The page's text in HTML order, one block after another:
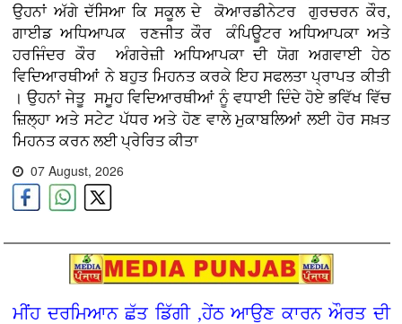
ਉਹਨਾਂ ਅੱਗੇ ਦੱਸਿਆ ਕਿ ਸਕੂਲ ਦੇ ਕੋਆਰਡੀਨੇਟਰ ਗੁਰਚਰਨ ਕੌਰ,
ਗਾਈਡ ਅਧਿਆਪਕ ਰਣਜੀਤ ਕੌਰ ਕੰਪਿਊਟਰ ਅਧਿਆਪਕਾ ਅਤੇ
ਹਰਜਿੰਦਰ ਕੌਰ ਅੰਗਰੇਜ਼ੀ ਅਧਿਆਪਕਾ ਦੀ ਯੋਗ ਅਗਵਾਈ ਹੇਠ
ਵਿਦਿਆਰਥੀਆਂ ਨੇ ਬਹੁਤ ਮਿਹਨਤ ਕਰਕੇ ਇਹ ਸਫਲਤਾ ਪ੍ਰਾਪਤ ਕੀਤੀ
। ਉਹਨਾਂ ਜੇਤੂ ਸਮੂਹ ਵਿਦਿਆਰਥੀਆਂ ਨੂੰ ਵਧਾਈ ਦਿੰਦੇ ਹੋਏ ਭਵਿੱਖ ਵਿੱਚ
ਜ਼ਿਲ੍ਹਾ ਅਤੇ ਸਟੇਟ ਪੱਧਰ ਅਤੇ ਹੋਣ ਵਾਲੇ ਮੁਕਾਬਲਿਆਂ ਲਈ ਹੋਰ ਸਖ਼ਤ
ਮਿਹਨਤ ਕਰਨ ਲਈ ਪ੍ਰੇਰਿਤ ਕੀਤਾ
07 August, 2026
ਮੀਂਹ ਦਰਮਿਆਨ ਛੱਤ ਡਿੱਗੀ ,ਹੇਂਠ ਆਉਣ ਕਾਰਨ ਔਰਤ ਦੀ